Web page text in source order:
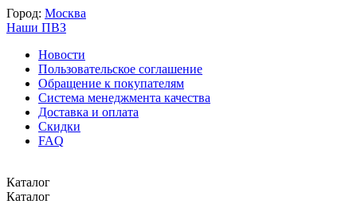
Город: Москва
Наши ПВЗ
Новости
Пользовательское соглашение
Обращение к покупателям
Система менеджмента качества
Доставка и оплата
Скидки
FAQ
Каталог
Каталог